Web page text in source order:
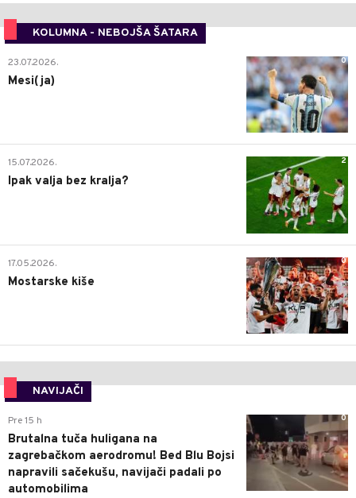
KOLUMNA - NEBOJŠA ŠATARA
0
23.07.2026.
Mesi(ja)
2
15.07.2026.
Ipak valja bez kralja?
0
17.05.2026.
Mostarske kiše
NAVIJAČI
0
Pre 15 h
Brutalna tuča huligana na
zagrebačkom aerodromu! Bed Blu Bojsi
napravili sačekušu, navijači padali po
automobilima